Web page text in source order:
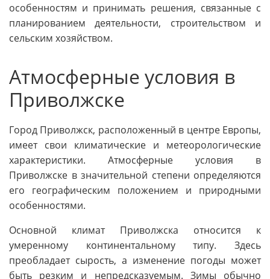
особенностям и принимать решения, связанные с
планированием деятельности, строительством и
сельским хозяйством.
Атмосферные условия в
Приволжске
Город Приволжск, расположенный в центре Европы,
имеет свои климатические и метеорологические
характеристики. Атмосферные условия в
Приволжске в значительной степени определяются
его географическим положением и природными
особенностями.
Основной климат Приволжска относится к
умеренному континентальному типу. Здесь
преобладает сырость, а изменение погоды может
быть резким и непредсказуемым. Зимы обычно